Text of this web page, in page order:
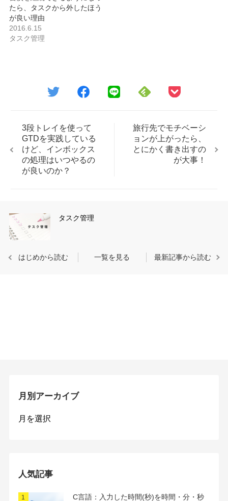
たら、タスクから外したほう
が良い理由
2016.6.15
タスク管理
3段トレイを使って
GTDを実践している
けど、インボックス
の処理はいつやるの
が良いのか？
旅行先でモチベーシ
ョンが上がったら、
とにかく書き出すの
が大事！
タスク管理
はじめから読む 一覧を見る 最新記事から読む
月別アーカイブ
月
イ
人気記事
C言語：入力した時間(秒)を時間・分・秒